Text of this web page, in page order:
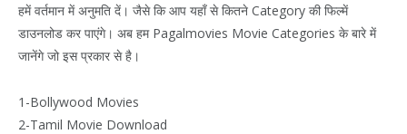
हमें वर्तमान में अनुमति दें। जैसे कि आप यहाँ से कितने Category की फिल्में
डाउनलोड कर पाएंगे। अब हम Pagalmovies Movie Categories के बारे में
जानेंगे जो इस प्रकार से है।
1-Bollywood Movies
2-Tamil Movie Download